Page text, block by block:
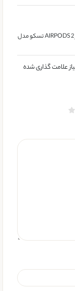
اولین نفری باشید که دیدگاهی را ارسال می کنید برای “کاور AIRPODS 2 تسکو مدل
علامت گذاری شده